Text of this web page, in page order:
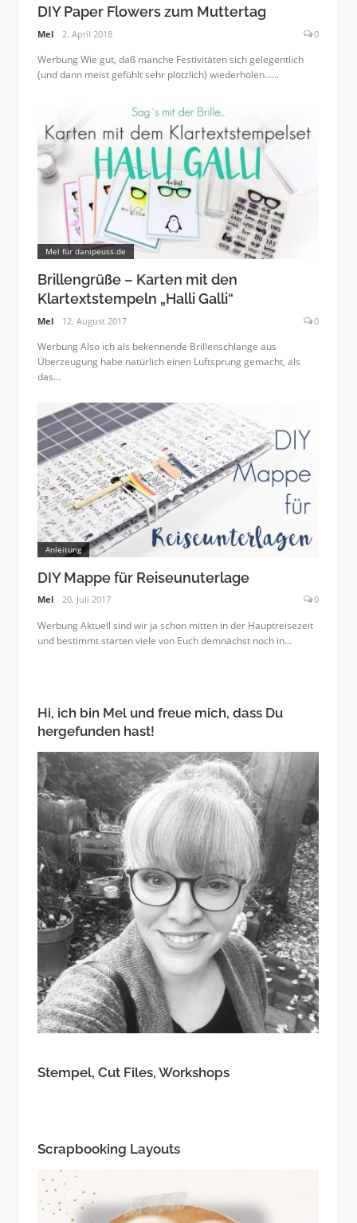
DIY Paper Flowers zum Muttertag
Mel 2. April 2018 0
Werbung Wie gut, daß manche Festivitäten sich gelegentlich
(und dann meist gefühlt sehr plötzlich) wiederholen......
Mel für danipeuss.de
Brillengrüße – Karten mit den
Klartextstempeln „Halli Galli“
Mel 12. August 2017 0
Werbung Also ich als bekennende Brillenschlange aus
Überzeugung habe natürlich einen Luftsprung gemacht, als
das...
Anleitung
DIY Mappe für Reiseunuterlage
Mel 20. Juli 2017 0
Werbung Aktuell sind wir ja schon mitten in der Hauptreisezeit
und bestimmt starten viele von Euch demnächst noch in...
Hi, ich bin Mel und freue mich, dass Du
hergefunden hast!
Stempel, Cut Files, Workshops
Scrapbooking Layouts